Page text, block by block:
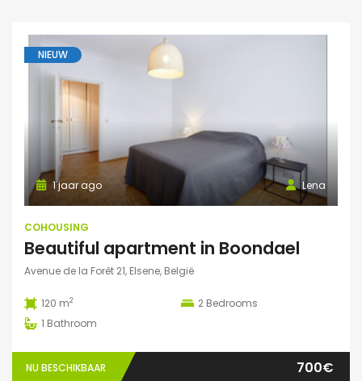
NIEUW
Lena
1 jaar ago
COHOUSING
Beautiful apartment in Boondael
Avenue de la Forêt 21, Elsene, België
120 m2 2 Bedrooms
1 Bathroom
NU BESCHIKBAAR 700€